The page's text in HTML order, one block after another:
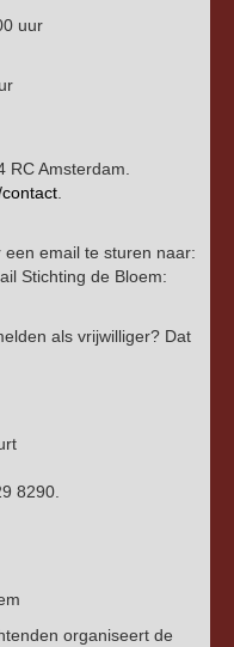
uur
RC Amsterdam.
email te sturen naar:
Stichting de Bloem:
als vrijwilliger? Dat
8290.
organiseert de